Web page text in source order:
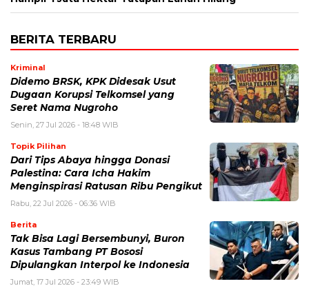
BERITA TERBARU
Kriminal
Didemo BRSK, KPK Didesak Usut
Dugaan Korupsi Telkomsel yang
Seret Nama Nugroho
Senin, 27 Jul 2026 - 18:48 WIB
Topik Pilihan
Dari Tips Abaya hingga Donasi
Palestina: Cara Icha Hakim
Menginspirasi Ratusan Ribu Pengikut
Rabu, 22 Jul 2026 - 06:36 WIB
Berita
Tak Bisa Lagi Bersembunyi, Buron
Kasus Tambang PT Bososi
Dipulangkan Interpol ke Indonesia
Jumat, 17 Jul 2026 - 23:49 WIB